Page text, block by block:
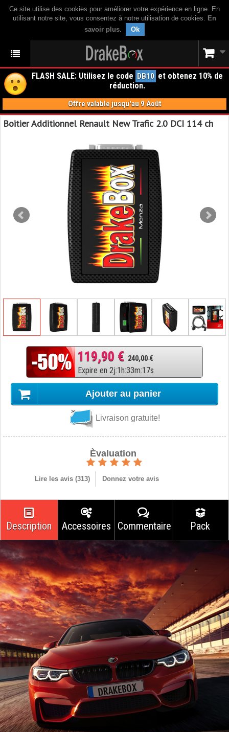
Ce site utilise des cookies pour améliorer votre expérience en ligne. En
utilisant notre site, vous consentez à notre utilisation de cookies. En
savoir plus. Ok
FLASH SALE: Utilisez le code DB10 et obtenez 10% de
réduction.
Offre valable jusqu'au 9 Août
Boitier Additionnel Renault New Trafic 2.0 DCI 114 ch
119,90 € 240,00 €
Expire en 2j:1h:33m:16s
Ajouter au panier
Livraison gratuite!
Èvaluation
Lire les avis (313) Donnez votre avis
Description Accessoires Commentaires Pack